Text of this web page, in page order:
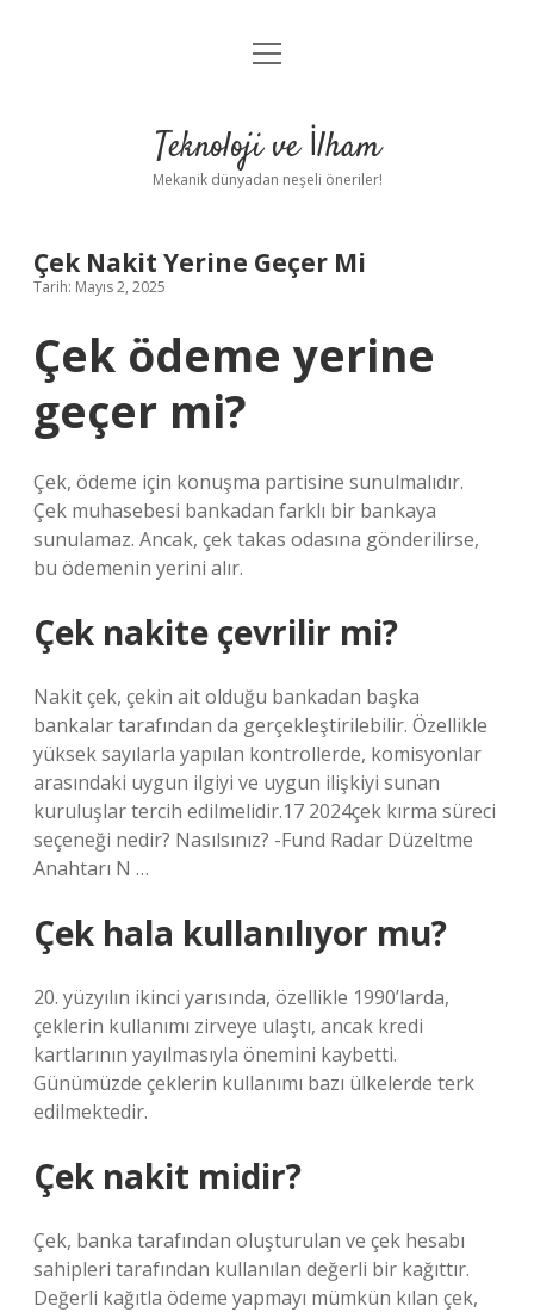
Anasayfa
Yasal Uyarı
menüyü
Teknoloji ve İlham
Mekanik dünyadan neşeli öneriler!
Çek Nakit Yerine Geçer Mi
Tarih: Mayıs 2, 2025
Çek ödeme yerine
geçer mi?
Çek, ödeme için konuşma partisine sunulmalıdır.
Çek muhasebesi bankadan farklı bir bankaya
sunulamaz. Ancak, çek takas odasına gönderilirse,
bu ödemenin yerini alır.
Çek nakite çevrilir mi?
Nakit çek, çekin ait olduğu bankadan başka
bankalar tarafından da gerçekleştirilebilir. Özellikle
yüksek sayılarla yapılan kontrollerde, komisyonlar
arasındaki uygun ilgiyi ve uygun ilişkiyi sunan
kuruluşlar tercih edilmelidir.17 2024çek kırma süreci
seçeneği nedir? Nasılsınız? -Fund Radar Düzeltme
Anahtarı N …
Çek hala kullanılıyor mu?
20. yüzyılın ikinci yarısında, özellikle 1990’larda,
çeklerin kullanımı zirveye ulaştı, ancak kredi
kartlarının yayılmasıyla önemini kaybetti.
Günümüzde çeklerin kullanımı bazı ülkelerde terk
edilmektedir.
Çek nakit midir?
Çek, banka tarafından oluşturulan ve çek hesabı
sahipleri tarafından kullanılan değerli bir kağıttır.
Değerli kağıtla ödeme yapmayı mümkün kılan çek,